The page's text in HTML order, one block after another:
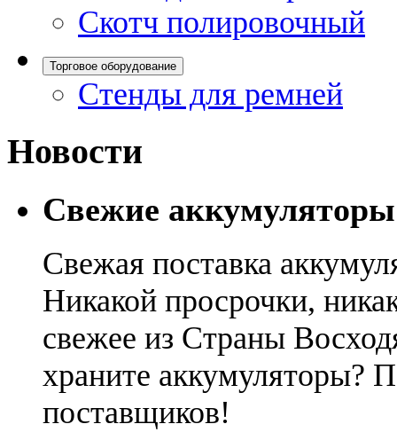
Скотч полировочный
Торговое оборудование
Стенды для ремней
Новости
Свежие
Свежая поставка
Никакой просрочки,
свежее из Страны
храните аккумуляторы?
поставщиков!